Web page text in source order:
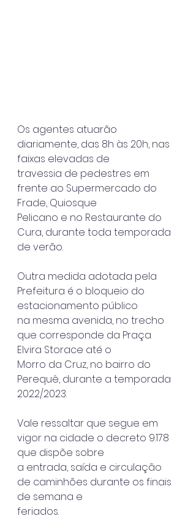
Os agentes atuarão
diariamente, das 8h às 20h, nas
faixas elevadas de
travessia de pedestres em
frente ao Supermercado do
Frade, Quiosque
Pelicano e no Restaurante do
Cura, durante toda temporada
de verão.
Outra medida adotada pela
Prefeitura é o bloqueio do
estacionamento público
na mesma avenida, no trecho
que corresponde da Praça
Elvira Storace até o
Morro da Cruz, no bairro do
Perequê, durante a temporada
2022/2023.
Vale ressaltar que segue em
vigor na cidade o decreto 9.178
que dispõe sobre
a entrada, saída e circulação
de caminhões durante os finais
de semana e
feriados.